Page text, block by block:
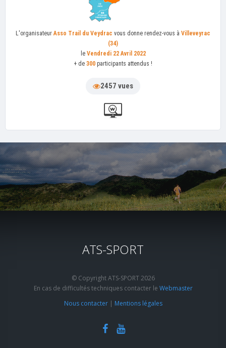
L'organisateurAsso Trail du Veydrac vous donne rendez-vous à Villeveyrac
(34)
le Vendredi 22 Avril 2022
+ de 300 participants attendus !
2457 vues
ATS-SPORT
© Copyright ATS-SPORT 2026
En cas de difficultés techniques contacter le Webmaster
Nous contacter| Mentions légales